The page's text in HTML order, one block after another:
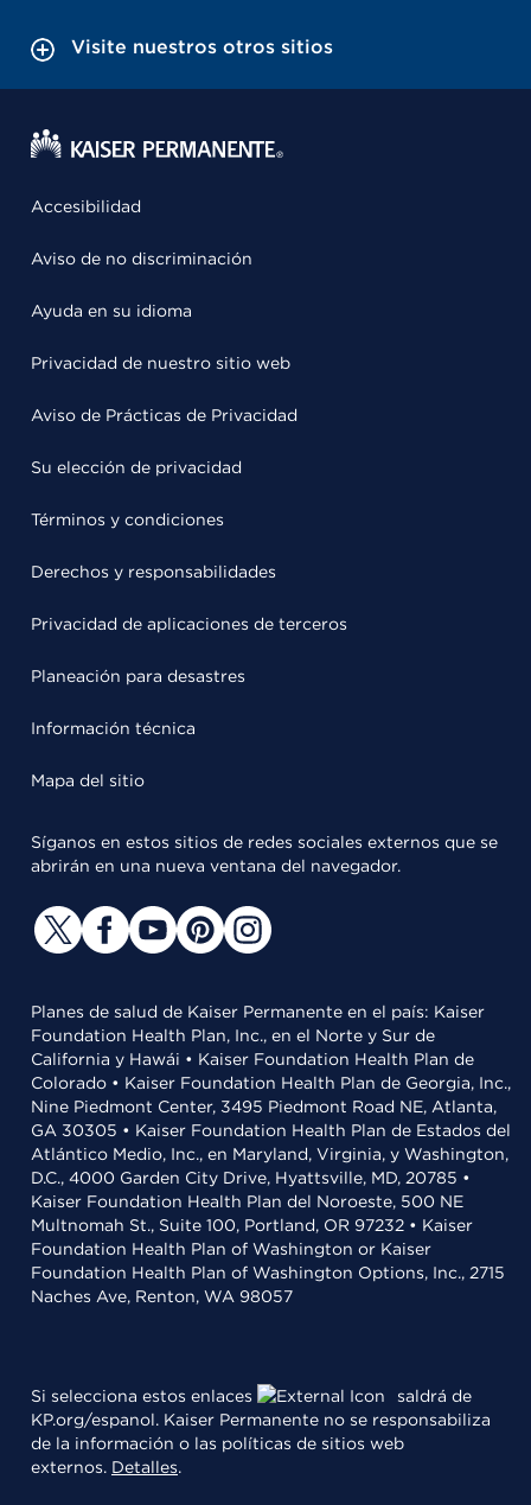
Visite nuestros otros sitios
Accesibilidad
Aviso de no discriminación
Ayuda en su idioma
Privacidad de nuestro sitio web
Aviso de Prácticas de Privacidad
Su elección de privacidad
Términos y condiciones
Derechos y responsabilidades
Privacidad de aplicaciones de terceros
Planeación para desastres
Información técnica
Mapa del sitio
Síganos en estos sitios de redes sociales externos que se
abrirán en una nueva ventana del navegador.
Planes de salud de Kaiser Permanente en el país: Kaiser
Foundation Health Plan, Inc., en el Norte y Sur de
California y Hawái • Kaiser Foundation Health Plan de
Colorado • Kaiser Foundation Health Plan de Georgia, Inc.,
Nine Piedmont Center, 3495 Piedmont Road NE, Atlanta,
GA 30305 • Kaiser Foundation Health Plan de Estados del
Atlántico Medio, Inc., en Maryland, Virginia, y Washington,
D.C., 4000 Garden City Drive, Hyattsville, MD, 20785 •
Kaiser Foundation Health Plan del Noroeste, 500 NE
Multnomah St., Suite 100, Portland, OR 97232 • Kaiser
Foundation Health Plan of Washington or Kaiser
Foundation Health Plan of Washington Options, Inc., 2715
Naches Ave, Renton, WA 98057
Si selecciona estos enlaces
saldrá de
KP.org/espanol. Kaiser Permanente no se responsabiliza
de la información o las políticas de sitios web
externos. Detalles.